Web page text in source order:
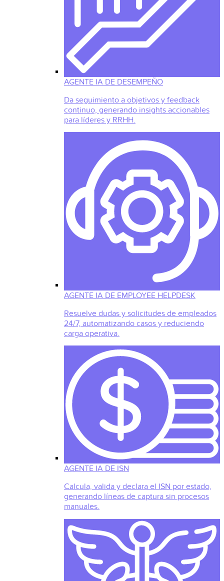
AGENTE IA DE DESEMPEÑO
Da seguimiento a objetivos y feedback
continuo, generando insights accionables
para líderes y RRHH.
AGENTE IA DE EMPLOYEE HELPDESK
Resuelve dudas y solicitudes de empleados
24/7, automatizando casos y reduciendo
carga operativa.
AGENTE IA DE ISN
Calcula, valida y declara el ISN por estado,
generando líneas de captura sin procesos
manuales.